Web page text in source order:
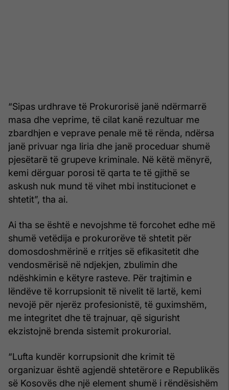
“Sipas urdhrave të Prokurorisë janë ndërmarrë
masa dhe veprime, të cilat kanë rezultuar me
zbardhjen e veprave penale më të rënda, ndërsa
janë privuar nga liria dhe janë proceduar shumë
pjesëtarë të grupeve kriminale. Në këtë mënyrë,
kemi dërguar porosi të qarta te të gjithë se
askush nuk mund të vihet mbi institucionet e
shtetit”, tha ai.
Ai tha se është e nevojshme të forcohet edhe më
shumë vetëdija e prokurorëve të shtetit për
domosdoshmërinë e rritjes së efikasitetit dhe
vendosmërisë në ndjekjen, zbulimin dhe
ndëshkimin e këtyre rasteve. Për trajtimin e
lëndëve të korrupsionit të nivelit të lartë, kemi
nevojë për njerëz profesionistë, të guximshëm,
me integritet dhe të trajnuar, që sigurisht
ekzistojnë brenda sistemit prokurorial.
“Lufta kundër korrupsionit dhe krimit të
organizuar është agjendë shtetërore e Republikës
së Kosovës dhe një element shumë i rëndësishëm